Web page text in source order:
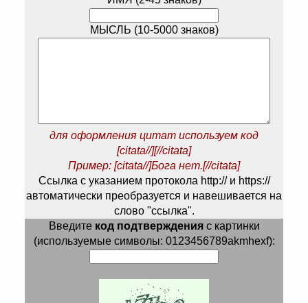
МЫСЛЬ (10-5000 знаков)
для оформления цитат используем код
[citata//][//citata]
Пример: [citata//]Бога нет.[//citata]
Ссылка с указанием протокола http:// и https://
автоматически преобразуется и навешивается на
слово "ссылка".
Введите код подтвержденияс картинки
(используемые символы: 0123456789akmhexf):